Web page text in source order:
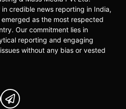
credible news reporting in India,
as the most respected
Our commitment lies in
reporting and engaging
without any bias or vested